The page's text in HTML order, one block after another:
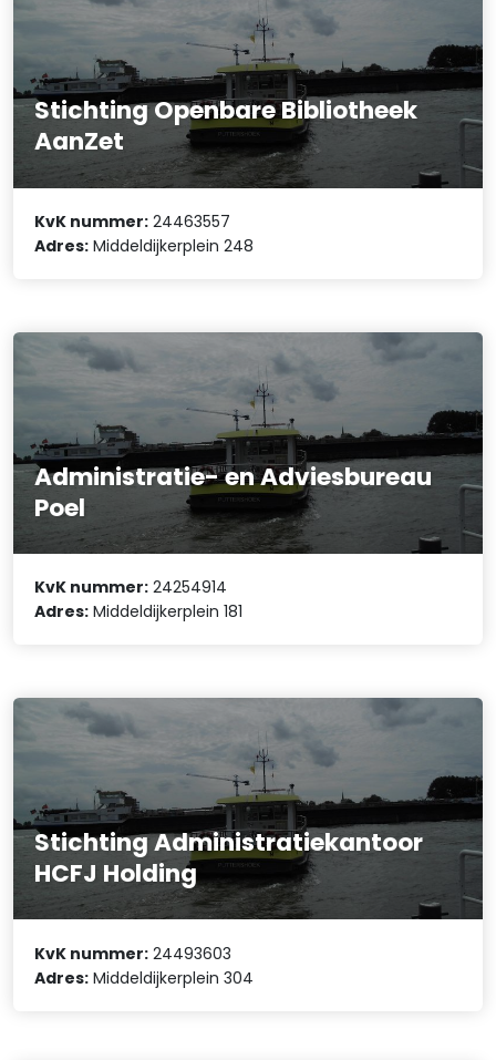
Stichting Openbare Bibliotheek
AanZet
KvK nummer: 24463557
Adres: Middeldijkerplein 248
Administratie- en Adviesbureau
Poel
KvK nummer: 24254914
Adres: Middeldijkerplein 181
Stichting Administratiekantoor
HCFJ Holding
KvK nummer: 24493603
Adres: Middeldijkerplein 304